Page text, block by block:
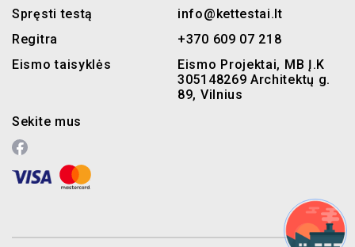
Spręsti testą
Regitra
Eismo taisyklės
Sekite mus
info@kettestai.lt
+370 609 07 218
Eismo Projektai, MB Į.K
305148269 Architektų g.
89, Vilnius